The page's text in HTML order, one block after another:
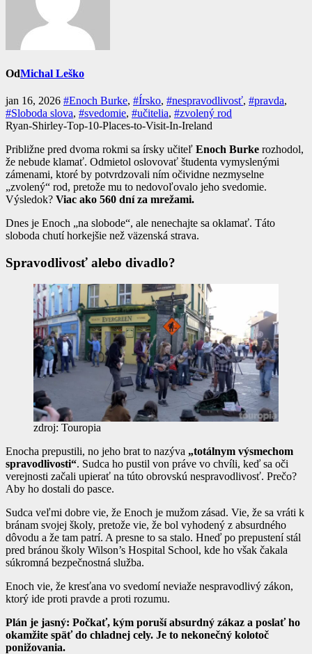
OdMichal Leško
jan 16, 2026 #Enoch Burke, #Írsko, #nespravodlivosť, #pravda,
#Sloboda slova, #svedomie, #učitelia, #zvolený rod
Ryan-Shirley-Top-10-Places-to-Visit-In-Ireland
Približne pred dvoma rokmi sa írsky učiteľ Enoch Burke rozhodol,
že nebude klamať. Odmietol oslovovať študenta vymyslenými
zámenami, ktoré by potvrdzovali ním očividne nezmyselne
„zvolený“ rod, pretože mu to nedovoľovalo jeho svedomie.
Výsledok? Viac ako 560 dní za mrežami.
Dnes je Enoch „na slobode“, ale nenechajte sa oklamať. Táto
sloboda chutí horkejšie než väzenská strava.
Spravodlivosť alebo divadlo?
zdroj: Touropia
Enocha prepustili, no jeho brat to nazýva „totálnym výsmechom
spravodlivosti“. Sudca ho pustil von práve vo chvíli, keď sa oči
verejnosti začali upierať na túto obrovskú nespravodlivosť. Prečo?
Aby ho dostali do pasce.
Sudca veľmi dobre vie, že Enoch je mužom zásad. Vie, že sa vráti k
bránam svojej školy, pretože vie, že bol vyhodený z absurdného
dôvodu a že tam patrí. A presne to sa stalo. Hneď po prepustení stál
pred bránou školy Wilson’s Hospital School, kde ho však čakala
súkromná bezpečnostná služba.
Enoch vie, že kresťana vo svedomí neviaže nespravodlivý zákon,
ktorý ide proti pravde a proti rozumu.
Plán je jasný: Počkať, kým poruší absurdný zákaz a poslať ho
okamžite späť do chladnej cely. Je to nekonečný kolotoč
ponižovania.